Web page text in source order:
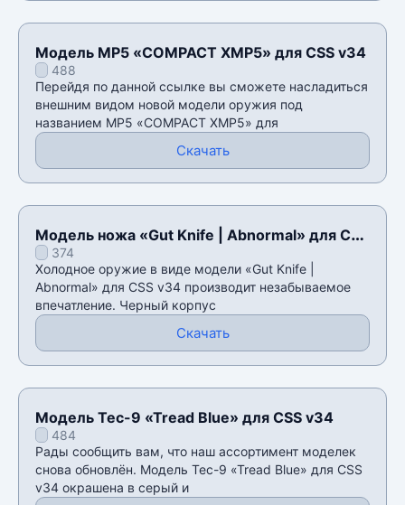
Модель MP5 «COMPACT XMP5» для CSS v34
488
Перейдя по данной ссылке вы сможете насладиться
внешним видом новой модели оружия под
названием MP5 «COMPACT XMP5» для
Скачать
Модель ножа «Gut Knife | Abnormal» для CSS
v34374
Холодное оружие в виде модели «Gut Knife |
Abnormal» для CSS v34 производит незабываемое
впечатление. Черный корпус
Скачать
Модель Tec-9 «Tread Blue» для CSS v34
484
Рады сообщить вам, что наш ассортимент моделек
снова обновлён. Модель Tec-9 «Tread Blue» для CSS
v34 окрашена в серый и